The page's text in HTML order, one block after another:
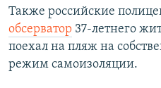
д
ы
д
у
д
у
ю
щ
Также российские
обсерватор 37-летнего
поехал на пляж на
режим самоизоляции.